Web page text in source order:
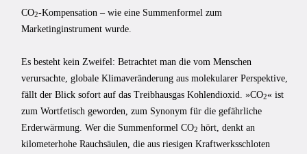
CO2-Kompensation – wie eine Summenformel zum
Marketinginstrument wurde.
Es besteht kein Zweifel: Betrachtet man die vom Menschen
verursachte, globale Klimaveränderung aus molekularer Perspektive,
fällt der Blick sofort auf das Treibhausgas Kohlendioxid. »CO2« ist
zum Wortfetisch geworden, zum Synonym für die gefährliche
Erderwärmung. Wer die Summenformel CO2 hört, denkt an
kilometerhohe Rauchsäulen, die aus riesigen Kraftwerksschloten